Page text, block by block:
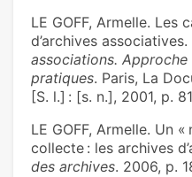
LE GOFF, Armelle. Les
d’archives associatives.
associations.
pratiques. Paris, La
[S. l.] : [s. n.], 2001, p.
LE GOFF, Armelle. Un
collecte : les archives
des archives. 2006, p.